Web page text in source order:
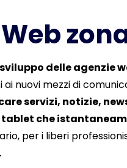
delle agenzie
ai nuovi mezzi di
servizi, notizie,
tablet che
per i liberi